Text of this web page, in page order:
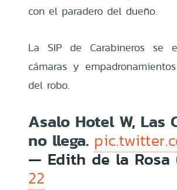
con el paradero del dueño.
La SIP de Carabineros se
cámaras y
del robo.
Asalo Hotel W, Las
no llega.
— Edith de la Rosa
22